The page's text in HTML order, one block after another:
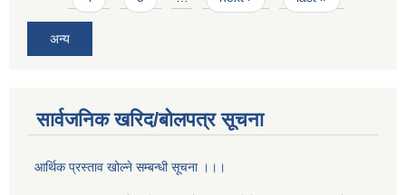
अन्य
सार्वजनिक खरिद/बोलपत्र सूचना
आर्थिक प्रस्ताव खोल्ने सम्बन्धी सूचना ।।।